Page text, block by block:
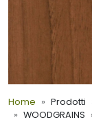
Home Prodotti
WOODGRAINS